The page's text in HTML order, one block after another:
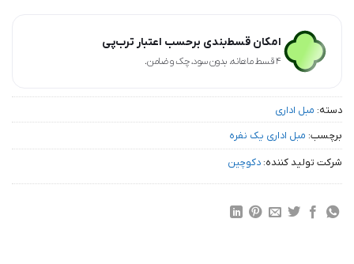
امکان قسط‌بندی برحسب اعتبار ترب‌پی
۴ قسط ماهانه. بدون سود، چک و ضامن.
دسته: مبل اداری
برچسب: مبل اداری یک نفره
شرکت تولید کننده: دکوچین